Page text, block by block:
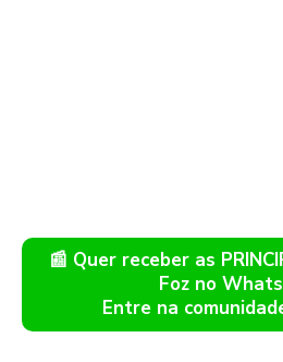
📰 Quer receber as
Foz no
Entre na